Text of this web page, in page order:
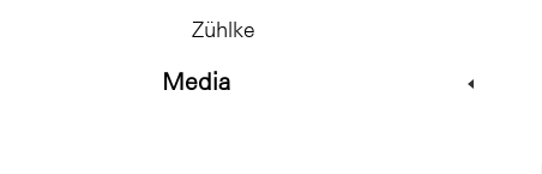
Zühlke
Media